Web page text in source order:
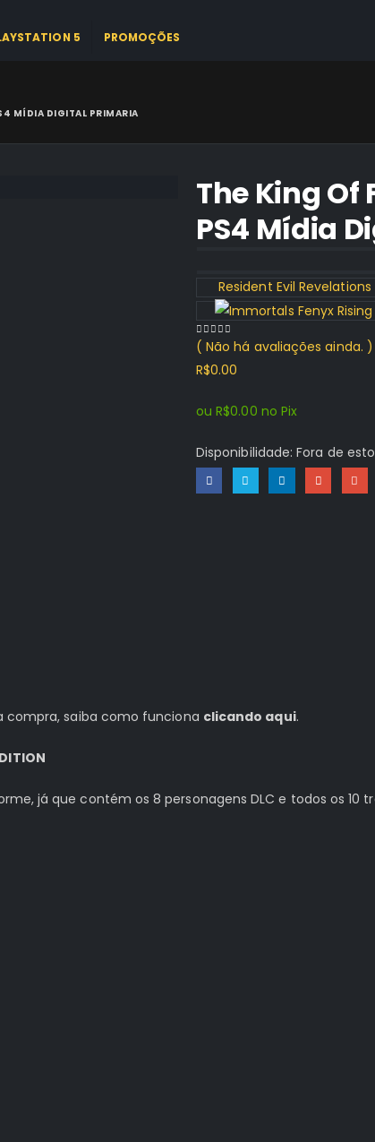
5 PROMOÇÕES
MÍDIA DIGITAL PRIMARIA
The King Of
PS4 Mídia
Resident Evil Revelations
0 out of 5
( Não há avaliações ainda. )
R$0.00
ou R$0.00 no Pix
Disponibilidade:Fora de
compra, saiba como funciona clicando aqui.
já que contém os 8 personagens DLC e todos os 10